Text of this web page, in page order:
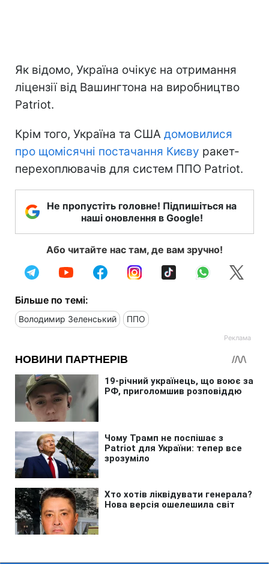
Як відомо, Україна очікує на отримання
ліцензії від Вашингтона на виробництво
Patriot.
Крім того, Україна та США домовилися
про щомісячні постачання Києву ракет-
перехоплювачів для систем ППО Patriot.
Не пропустіть головне! Підпишіться на
наші оновлення в Google!
Або читайте нас там, де вам зручно!
Більше по темі:
Володимир Зеленський ППО